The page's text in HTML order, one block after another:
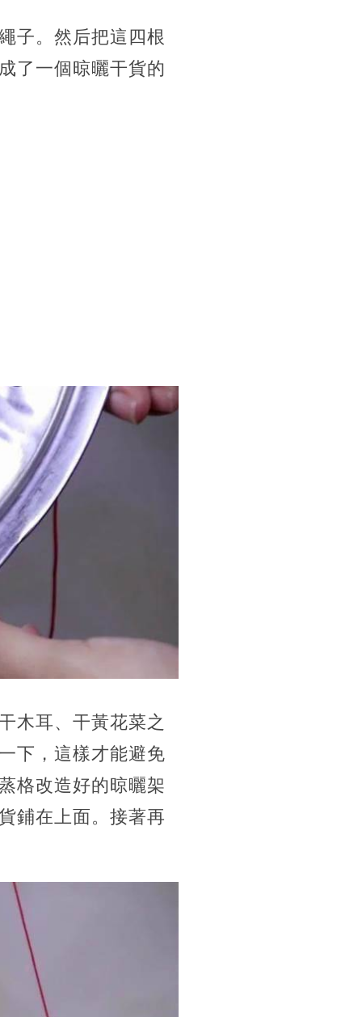
子。然后把這四根
了一個晾曬干貨的
木耳、干黃花菜之
下，這樣才能避免
格改造好的晾曬架
鋪在上面。接著再